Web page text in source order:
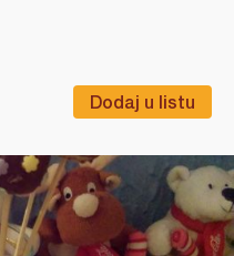
Dodaj u listu